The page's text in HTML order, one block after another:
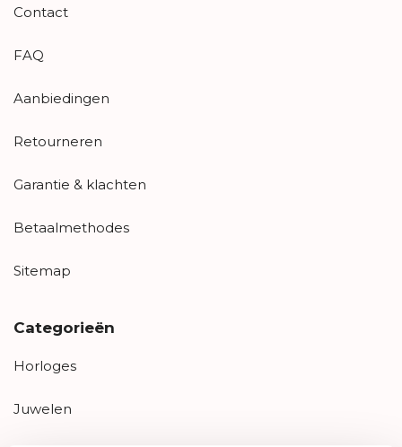
Contact
FAQ
Aanbiedingen
Retourneren
Garantie & klachten
Betaalmethodes
Sitemap
Categorieën
Horloges
Juwelen